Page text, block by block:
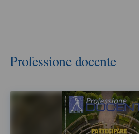
Professione docente